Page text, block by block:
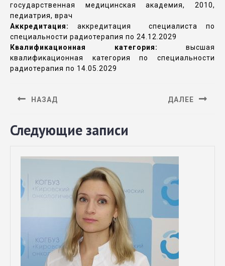
государственная медицинская академия, 2010,
педиатрия, врач
Аккредитация:аккредитация специалиста по
специальности радиотерапия по 24.12.2029
Квалификационная категория: высшая
квалификационная категория по специальности
радиотерапия по 14.05.2029
НАЗАД ДАЛЕЕ
Следующие записи